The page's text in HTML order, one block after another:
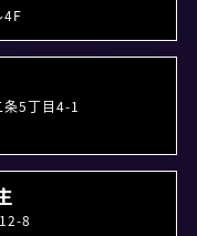
4F
5丁目4-1
8